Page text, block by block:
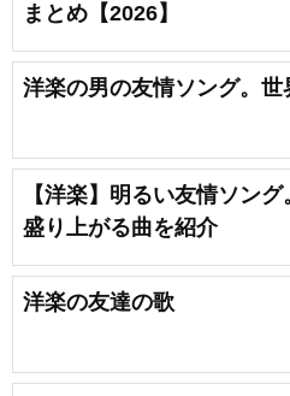
まとめ【2026】
洋楽の男の友情ソング。世
【洋楽】明るい友情ソン
盛り上がる曲を紹介
洋楽の友達の歌